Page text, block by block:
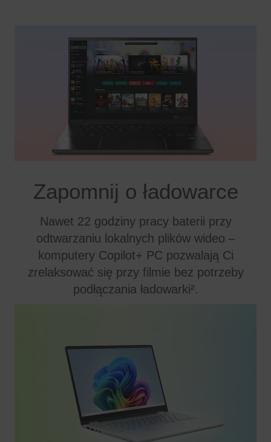
Zapomnij o ładowarce
Nawet 22 godziny pracy baterii przy
odtwarzaniu lokalnych plików wideo –
komputery Copilot+ PC pozwalają Ci
zrelaksować się przy filmie bez potrzeby
podłączania ładowarki².